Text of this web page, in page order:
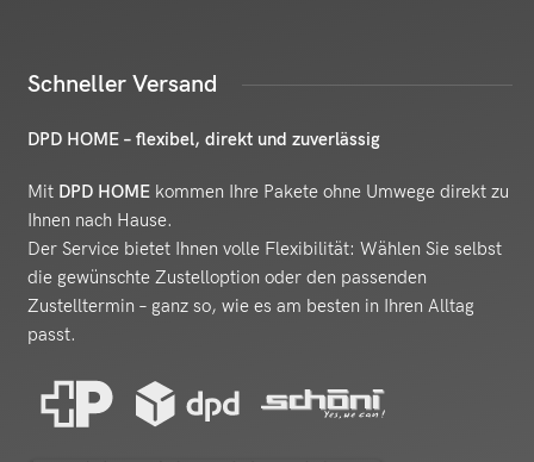
Schneller Versand
DPD HOME – flexibel, direkt und zuverlässig
Mit DPD HOME kommen Ihre Pakete ohne Umwege direkt zu
Ihnen nach Hause.
Der Service bietet Ihnen volle Flexibilität: Wählen Sie selbst
die gewünschte Zustelloption oder den passenden
Zustelltermin – ganz so, wie es am besten in Ihren Alltag
passt.